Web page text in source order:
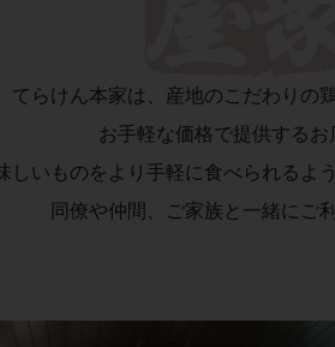
てらけん本家は、産地のこだわりの
お手軽な価格で提供するお
しいものをより手軽に食べられるよ
同僚や仲間、ご家族と一緒にご